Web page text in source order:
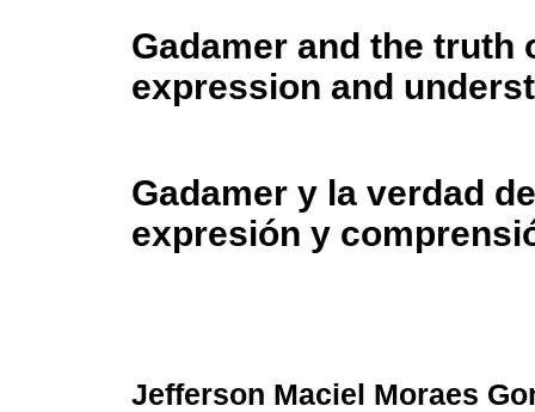
Gadamer and the truth
expression and
Gadamer y la verdad
expresión y
Jefferson Maciel Moraes